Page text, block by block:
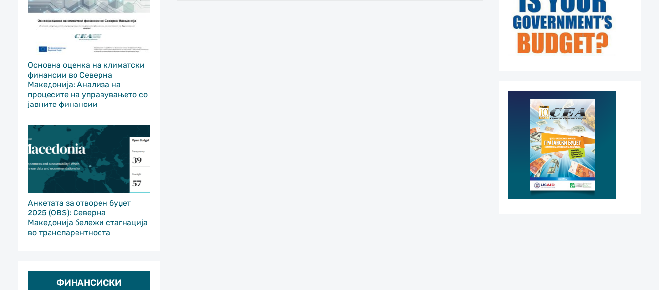
Основна оценка на климатски
финансии во Северна
Македонија: Анализа на
процесите на управувањето со
јавните финансии
Анкетата за отворен буџет
2025 (OBS): Северна
Македонија бележи стагнација
во транспарентноста
ФИНАНСИСКИ